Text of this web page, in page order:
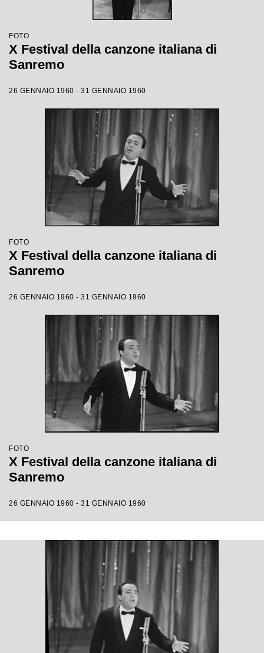
FOTO
X Festival della canzone italiana di
Sanremo
26 GENNAIO 1960 - 31 GENNAIO 1960
FOTO
X Festival della canzone italiana di
Sanremo
26 GENNAIO 1960 - 31 GENNAIO 1960
FOTO
X Festival della canzone italiana di
Sanremo
26 GENNAIO 1960 - 31 GENNAIO 1960